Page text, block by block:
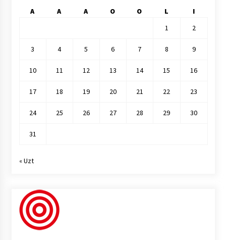
A A A O O L
I
1
2
3 4 5 6 7 8 9
10 11 12 13 14 15 16
17 18 19 20 21 22 23
24 25 26 27 28 29 30
31
« Uzt